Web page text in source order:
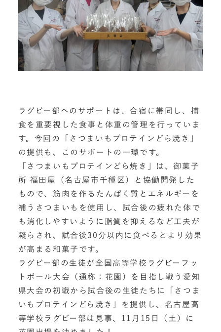
ラグビー部へのサポートは、合宿に帯同し、捕
食を重要視した食事と体重の管理を行っていま
す。今回の「さつまいもプロテインどら焼き」
の提供も、このサポートの一環です。
「さつまいもプロテインどら焼き」は、御菓子
所 福田屋（名古屋市千種区）と協働開発した
もので、筋肉を作るたんぱく質とエネルギーを
補うさつまいもを使用し、試合後の疲れた体で
も消化しやすいように脂質を抑えるなど工夫が
凝らされ、試合後30分以内に食べるとより効果
が高まる和菓子です。
ラグビー部の生徒が全国高等学校ラグビーフッ
トボール大会（通称：花園）を目指し戦う愛知
県大会の初戦から試合後の生徒たちに「さつま
いもプロテインどら焼き」を提供し、名古屋高
等学校ラグビー部は見事、11月15日（土）に